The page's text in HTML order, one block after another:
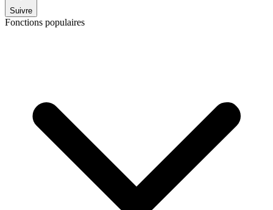
Suivre
Fonctions populaires